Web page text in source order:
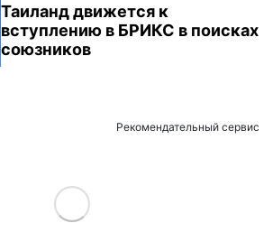
Таиланд движется к
вступлению в БРИКС в поисках
союзников
Рекомендательный сервис
Load More